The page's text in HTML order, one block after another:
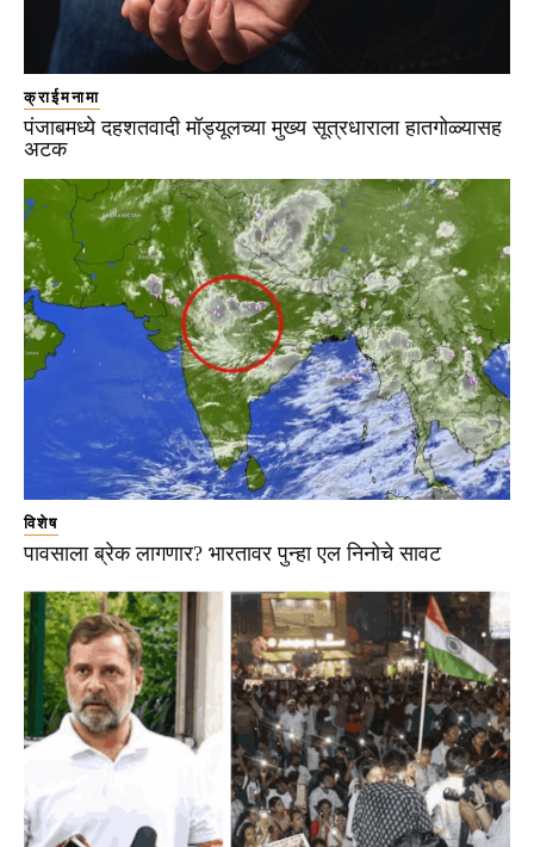
क्राईमनामा
पंजाबमध्ये दहशतवादी मॉड्यूलच्या मुख्य सूत्रधाराला हातगोळ्यासह
अटक
विशेष
पावसाला ब्रेक लागणार? भारतावर पुन्हा एल निनोचे सावट